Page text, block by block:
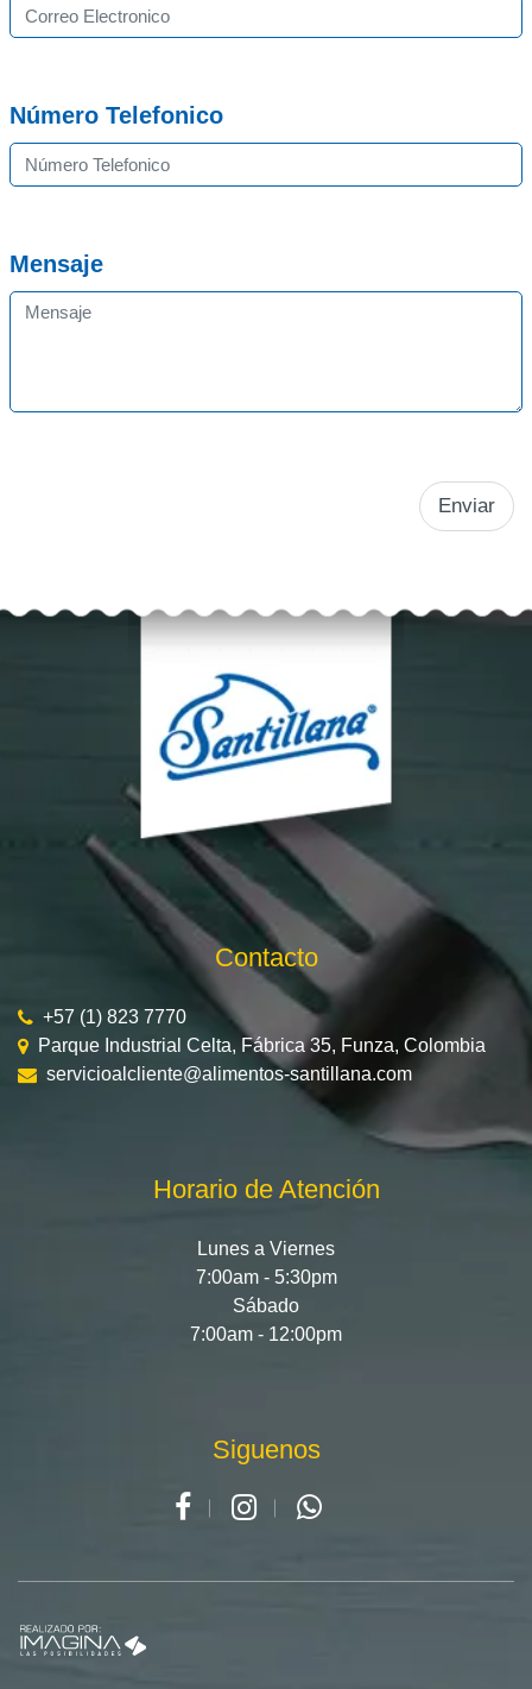
Número Telefonico
Mensaje
Enviar
Contacto
+57 (1) 823 7770
Parque Industrial Celta, Fábrica 35, Funza, Colombia
servicioalcliente@alimentos-santillana.com
Horario de Atención
Lunes a Viernes
7:00am - 5:30pm
Sábado
7:00am - 12:00pm
Siguenos